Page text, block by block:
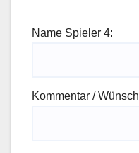
Name Spieler 4:
Kommentar /